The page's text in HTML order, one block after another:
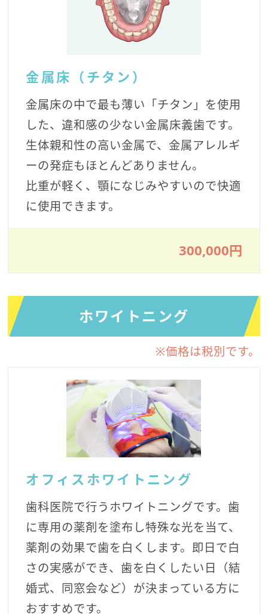
金属床（チタン）
金属床の中で最も薄い「チタン」を使用
した、違和感の少ない金属床義歯です。
生体親和性の高い金属で、金属アレルギ
ーの発症もほとんどありません。
比重が軽く、顎になじみやすいので快適
に使用できます。
300,000円
ホワイトニング
※価格は税別です。
オフィスホワイトニング
歯科医院で行うホワイトニングです。歯
に専用の薬剤を塗布し特殊な光を当て、
薬剤の効果で歯を白くします。即日で白
さの実感ができ、歯を白くしたい日（結
婚式、同窓会など）が決まっている方に
おすすめです。